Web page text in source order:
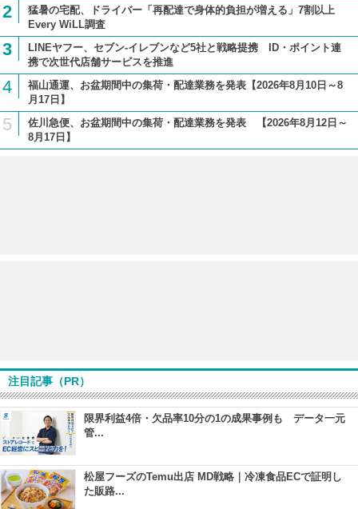
2
猛暑の宅配、ドライバー「再配達で身体的負担が増える」7割以上
Every WiLL調査
3
LINEヤフー、セブン-イレブンなど5社と戦略提携 ID・ポイント連
携で次世代店舗サービスを推進
4
福山通運、お盆期間中の集荷・配達業務を発表【2026年8月10日～8
月17日】
5
佐川急便、お盆期間中の集荷・配達業務を発表 【2026年8月12日～
8月17日】
注目記事（PR）
限界利益4倍・欠品率10分の1の成果事例も データ一元
管...
松屋フーズのTemu出店 MD戦略｜冷凍食品ECで証明し
た販路...